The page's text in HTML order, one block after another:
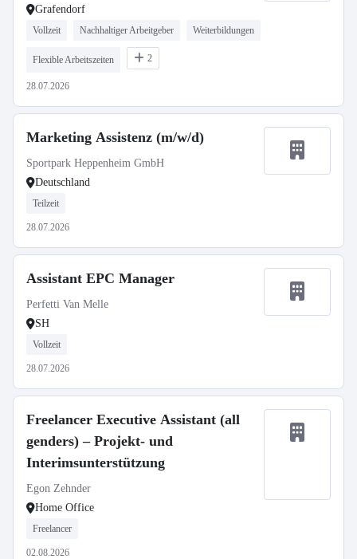
Grafendorf
Vollzeit Nachhaltiger Arbeitgeber Weiterbildungen
Flexible Arbeitszeiten 2
28.07.2026
Marketing Assistenz (m/w/d)
Sportpark Heppenheim GmbH
Deutschland
Teilzeit
28.07.2026
Assistant EPC Manager
Perfetti Van Melle
SH
Vollzeit
28.07.2026
Freelancer Executive Assistant (all
genders) – Projekt- und
Interimsunterstützung
Egon Zehnder
Home Office
Freelancer
02.08.2026